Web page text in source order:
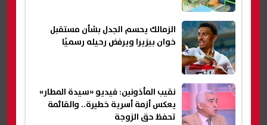
الزمالك يحسم الجدل بشأن مستقبل
خوان بيزيرا ويرفض رحيله رسميًا
نقيب المأذونين: فيديو «سيدة المطار»
يعكس أزمة أسرية خطيرة.. والقائمة
تحفظ حق الزوجة